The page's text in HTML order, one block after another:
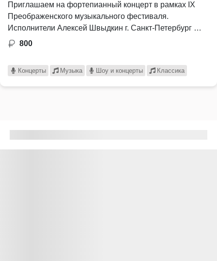
Приглашаем на фортепианный концерт в рамках IX
Преображенского музыкального фестиваля.
Исполнители Алексей Швыдкин г. Санкт-Петербург …
800
Концерты Музыка Шоу и концерты Классика